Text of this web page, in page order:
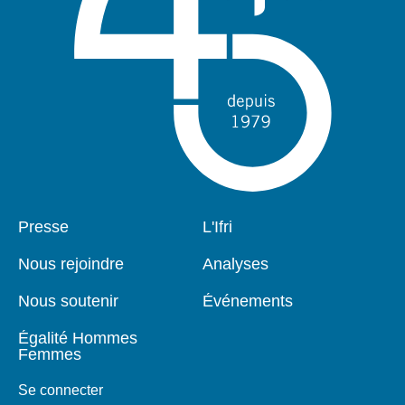
Pied
Presse
Nous rejoindre
Nous soutenir
Égalité Hommes
Femmes
Se connecter
Navigation
L'Ifri
Analyses
Événements